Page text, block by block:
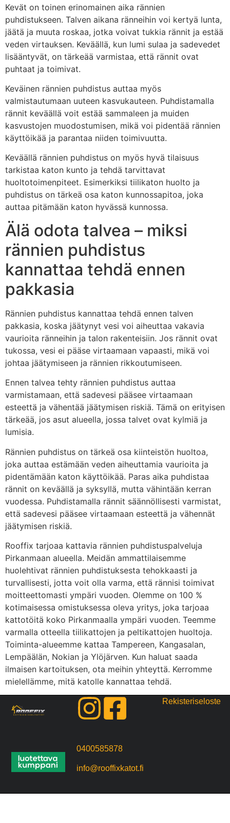
Kevät on toinen erinomainen aika rännien
puhdistukseen. Talven aikana ränneihin voi kertyä lunta,
jäätä ja muuta roskaa, jotka voivat tukkia rännit ja estää
veden virtauksen. Keväällä, kun lumi sulaa ja sadevedet
lisääntyvät, on tärkeää varmistaa, että rännit ovat
puhtaat ja toimivat.
Keväinen rännien puhdistus auttaa myös
valmistautumaan uuteen kasvukauteen. Puhdistamalla
rännit keväällä voit estää sammaleen ja muiden
kasvustojen muodostumisen, mikä voi pidentää rännien
käyttöikää ja parantaa niiden toimivuutta.
Keväällä rännien puhdistus on myös hyvä tilaisuus
tarkistaa katon kunto ja tehdä tarvittavat
huoltotoimenpiteet. Esimerkiksi tiilikaton huolto ja
puhdistus on tärkeä osa katon kunnossapitoa, joka
auttaa pitämään katon hyvässä kunnossa.
Älä odota talvea – miksi
rännien puhdistus
kannattaa tehdä ennen
pakkasia
Rännien puhdistus kannattaa tehdä ennen talven
pakkasia, koska jäätynyt vesi voi aiheuttaa vakavia
vaurioita ränneihin ja talon rakenteisiin. Jos rännit ovat
tukossa, vesi ei pääse virtaamaan vapaasti, mikä voi
johtaa jäätymiseen ja rännien rikkoutumiseen.
Ennen talvea tehty rännien puhdistus auttaa
varmistamaan, että sadevesi pääsee virtaamaan
esteettä ja vähentää jäätymisen riskiä. Tämä on erityisen
tärkeää, jos asut alueella, jossa talvet ovat kylmiä ja
lumisia.
Rännien puhdistus on tärkeä osa kiinteistön huoltoa,
joka auttaa estämään veden aiheuttamia vaurioita ja
pidentämään katon käyttöikää. Paras aika puhdistaa
rännit on keväällä ja syksyllä, mutta vähintään kerran
vuodessa. Puhdistamalla rännit säännöllisesti varmistat,
että sadevesi pääsee virtaamaan esteettä ja vähennät
jäätymisen riskiä.
Rooffix tarjoaa kattavia rännien puhdistuspalveluja
Pirkanmaan alueella. Meidän ammattilaisemme
huolehtivat rännien puhdistuksesta tehokkaasti ja
turvallisesti, jotta voit olla varma, että rännisi toimivat
moitteettomasti ympäri vuoden. Olemme on 100 %
kotimaisessa omistuksessa oleva yritys, joka tarjoaa
kattotöitä koko Pirkanmaalla ympäri vuoden. Teemme
varmalla otteella tiilikattojen ja peltikattojen huoltoja.
Toiminta-alueemme kattaa Tampereen, Kangasalan,
Lempäälän, Nokian ja Ylöjärven. Kun haluat saada
ilmaisen kartoituksen, ota meihin yhteyttä. Kerromme
mielellämme, mitä katolle kannattaa tehdä.
0400585878
info@rooffixkatot.fi
Rekisteriseloste